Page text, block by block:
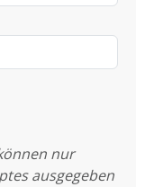
nur
ausgegeben